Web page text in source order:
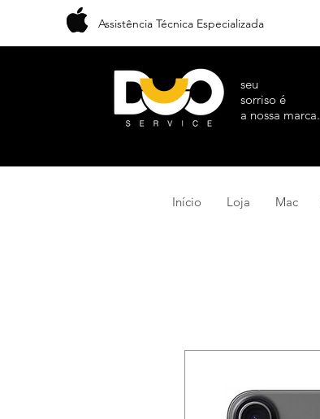
Assistência Técnica Especializada
seu
sorriso é
a nossa marca.
Início Loja Mac